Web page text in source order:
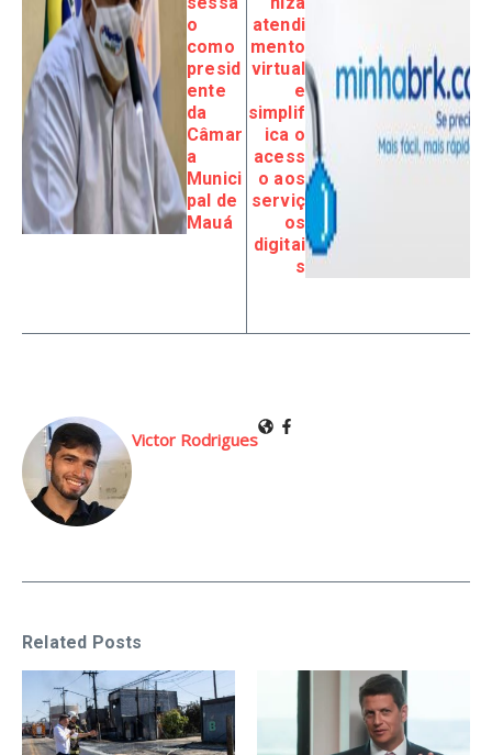
o
como
presid
ente
da
Câmar
a
Munici
pal de
Mauá
atendi
mento
virtual
e
simplif
ica o
acess
o aos
serviç
os
digitai
s
Victor Rodrigues
Related Posts